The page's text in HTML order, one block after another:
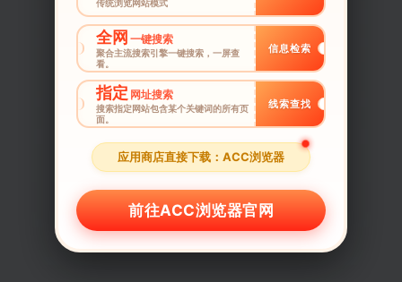
传统浏览网站模式
全网 一键搜索
聚合主流搜索引擎一键搜索，一屏查
看。
信息检索
指定 网址搜索
搜索指定网站包含某个关键词的所有页
面。
线索查找
应用商店直接下载：ACC浏览器
前往ACC浏览器官网